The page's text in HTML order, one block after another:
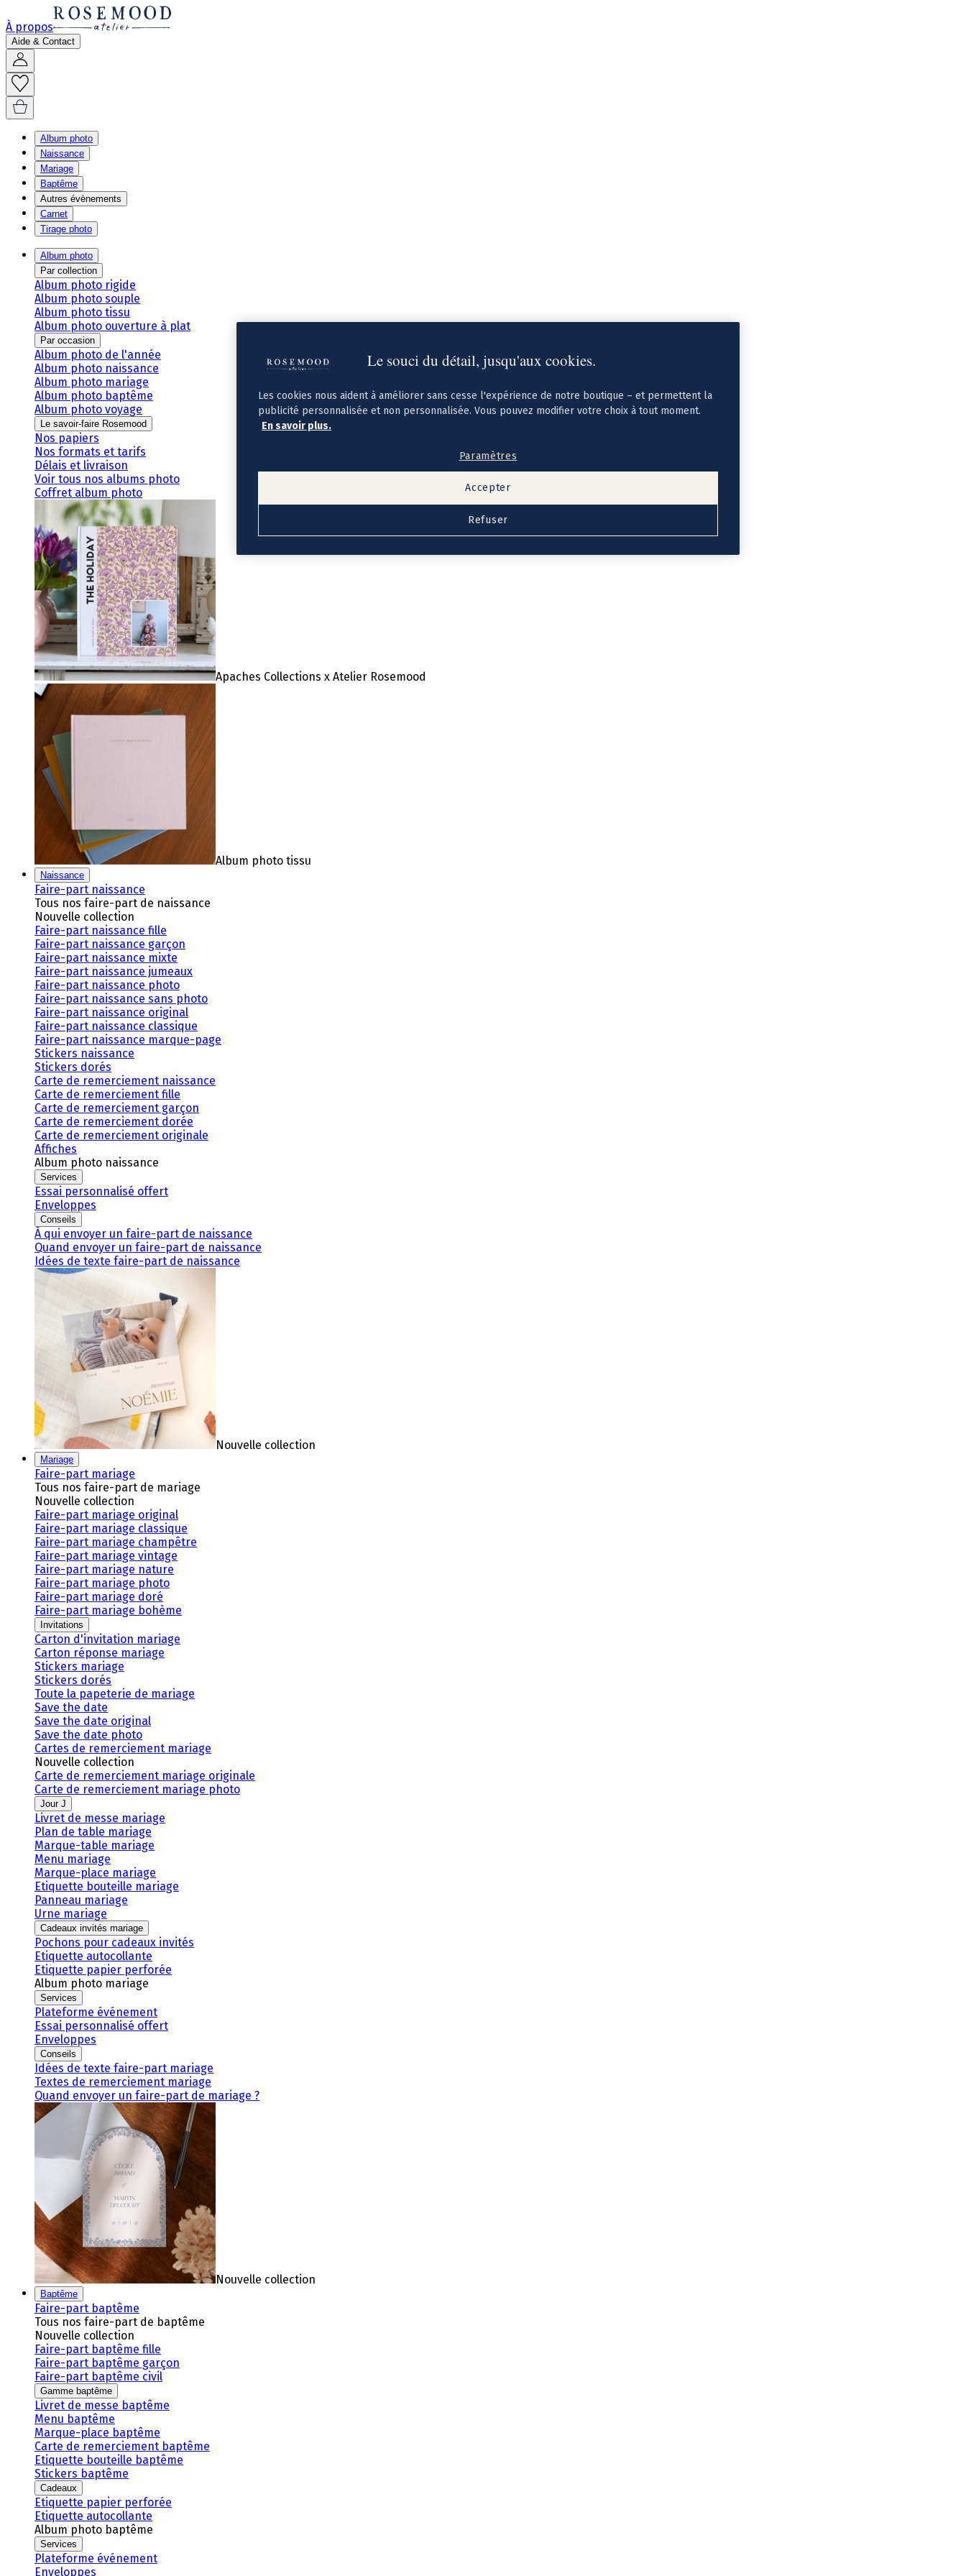
À propos
Aide & Contact
Album photo
Naissance
Mariage
Baptême
Autres évènements
Carnet
Tirage photo
Album photo
Par collection
Album photo rigide
Album photo souple
Album photo tissu
Album photo ouverture à plat
Par occasion
Album photo de l'année
Album photo naissance
Album photo mariage
Album photo baptême
Album photo voyage
Le savoir-faire Rosemood
Nos papiers
Nos formats et tarifs
Délais et livraison
Voir tous nos albums photo
Coffret album photo
Apaches Collections x Atelier Rosemood
Album photo tissu
Naissance
Faire-part naissance
Tous nos faire-part de naissance
Nouvelle collection
Faire-part naissance fille
Faire-part naissance garçon
Faire-part naissance mixte
Faire-part naissance jumeaux
Faire-part naissance photo
Faire-part naissance sans photo
Faire-part naissance original
Faire-part naissance classique
Faire-part naissance marque-page
Stickers naissance
Stickers dorés
Carte de remerciement naissance
Carte de remerciement fille
Carte de remerciement garçon
Carte de remerciement dorée
Carte de remerciement originale
Affiches
Album photo naissance
Services
Essai personnalisé offert
Enveloppes
Conseils
À qui envoyer un faire-part de naissance
Quand envoyer un faire-part de naissance
Idées de texte faire-part de naissance
Nouvelle collection
Mariage
Faire-part mariage
Tous nos faire-part de mariage
Nouvelle collection
Faire-part mariage original
Faire-part mariage classique
Faire-part mariage champêtre
Faire-part mariage vintage
Faire-part mariage nature
Faire-part mariage photo
Faire-part mariage doré
Faire-part mariage bohème
Invitations
Carton d'invitation mariage
Carton réponse mariage
Stickers mariage
Stickers dorés
Toute la papeterie de mariage
Save the date
Save the date original
Save the date photo
Cartes de remerciement mariage
Nouvelle collection
Carte de remerciement mariage originale
Carte de remerciement mariage photo
Jour J
Livret de messe mariage
Plan de table mariage
Marque-table mariage
Menu mariage
Marque-place mariage
Etiquette bouteille mariage
Panneau mariage
Urne mariage
Cadeaux invités mariage
Pochons pour cadeaux invités
Etiquette autocollante
Etiquette papier perforée
Album photo mariage
Services
Plateforme événement
Essai personnalisé offert
Enveloppes
Conseils
Idées de texte faire-part mariage
Textes de remerciement mariage
Quand envoyer un faire-part de mariage ?
Nouvelle collection
Baptême
Faire-part baptême
Tous nos faire-part de baptême
Nouvelle collection
Faire-part baptême fille
Faire-part baptême garçon
Faire-part baptême civil
Gamme baptême
Livret de messe baptême
Menu baptême
Marque-place baptême
Carte de remerciement baptême
Etiquette bouteille baptême
Stickers baptême
Cadeaux
Etiquette papier perforée
Etiquette autocollante
Album photo baptême
Services
Plateforme événement
Enveloppes
Le souci du détail, jusqu'aux cookies.
Les cookies nous aident à améliorer sans cesse l'expérience de notre boutique – et permettent la
publicité personnalisée et non personnalisée. Vous pouvez modifier votre choix à tout moment.
En savoir plus.
Paramètres
Refuser
Accepter